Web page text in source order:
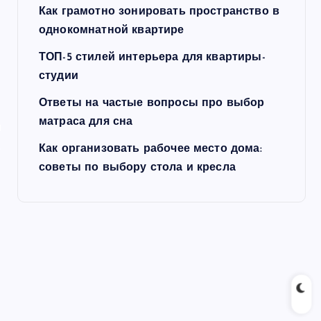
Как грамотно зонировать пространство в
однокомнатной квартире
ТОП-5 стилей интерьера для квартиры-
студии
Ответы на частые вопросы про выбор
матраса для сна
Как организовать рабочее место дома:
советы по выбору стола и кресла